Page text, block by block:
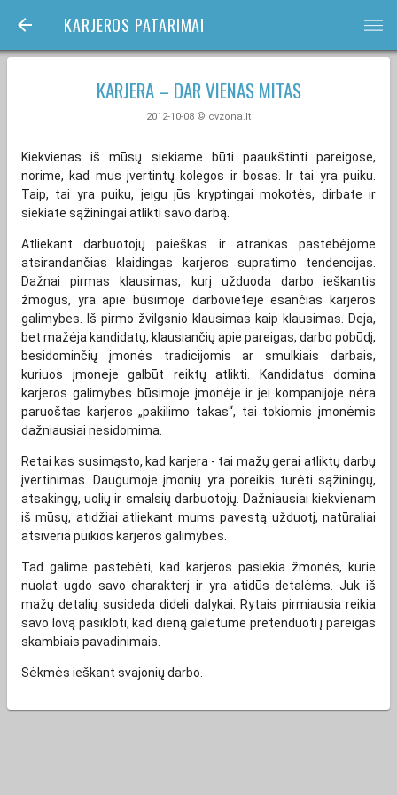
KARJEROS PATARIMAI bars
KARJERA – DAR VIENAS MITAS
2012-10-08 © cvzona.lt
Kiekvienas iš mūsų siekiame būti paaukštinti pareigose,
norime, kad mus įvertintų kolegos ir bosas. Ir tai yra puiku.
Taip, tai yra puiku, jeigu jūs kryptingai mokotės, dirbate ir
siekiate sąžiningai atlikti savo darbą.
Atliekant darbuotojų paieškas ir atrankas pastebėjome
atsirandančias klaidingas karjeros supratimo tendencijas.
Dažnai pirmas klausimas, kurį užduoda darbo ieškantis
žmogus, yra apie būsimoje darbovietėje esančias karjeros
galimybes. Iš pirmo žvilgsnio klausimas kaip klausimas. Deja,
bet mažėja kandidatų, klausiančių apie pareigas, darbo pobūdį,
besidominčių įmonės tradicijomis ar smulkiais darbais,
kuriuos įmonėje galbūt reiktų atlikti. Kandidatus domina
karjeros galimybės būsimoje įmonėje ir jei kompanijoje nėra
paruoštas karjeros „pakilimo takas“, tai tokiomis įmonėmis
dažniausiai nesidomima.
Retai kas susimąsto, kad karjera - tai mažų gerai atliktų darbų
įvertinimas. Daugumoje įmonių yra poreikis turėti sąžiningų,
atsakingų, uolių ir smalsių darbuotojų. Dažniausiai kiekvienam
iš mūsų, atidžiai atliekant mums pavestą užduotį, natūraliai
atsiveria puikios karjeros galimybės.
Tad galime pastebėti, kad karjeros pasiekia žmonės, kurie
nuolat ugdo savo charakterį ir yra atidūs detalėms. Juk iš
mažų detalių susideda dideli dalykai. Rytais pirmiausia reikia
savo lovą pasikloti, kad dieną galėtume pretenduoti į pareigas
skambiais pavadinimais.
Sėkmės ieškant svajonių darbo.